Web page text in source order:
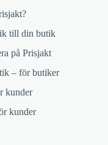
till din butik
på Prisjakt
– för butiker
kunder
kunder